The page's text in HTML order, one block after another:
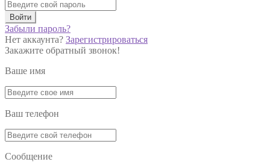
Войти
Забыли пароль?
Нет аккаунта? Зарегистрироваться
Закажите обратный звонок!
Ваше имя
Ваш телефон
Сообщение